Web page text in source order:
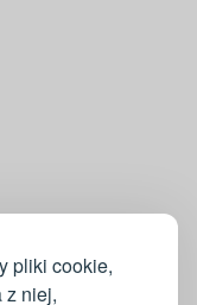
pliki cookie,
z niej,